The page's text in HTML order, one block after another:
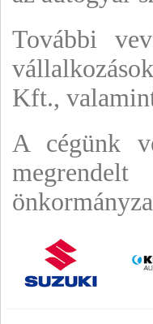
További
Kft.,
A cégünk